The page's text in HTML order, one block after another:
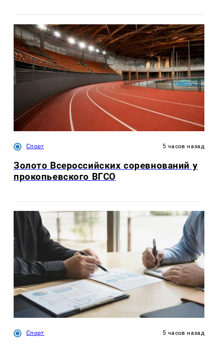
Спорт 5 часов назад
Золото Всероссийских соревнований у
прокопьевского ВГСО
Спорт 5 часов назад